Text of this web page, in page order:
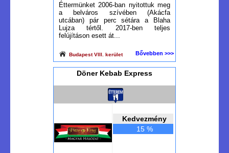
Éttermünket 2006-ban nyitottuk meg
a belváros szívében (Akácfa
utcában) pár perc sétára a Blaha
Lujza tértől. 2017-ben teljes
felújításon esett át...
Budapest VIII. kerület Bővebben >>>
Döner Kebab Express
Kedvezmény
15 %